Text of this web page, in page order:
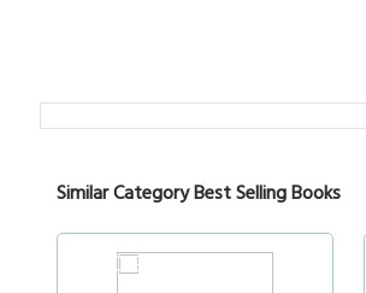
Similar Category Best Selling Books
40%